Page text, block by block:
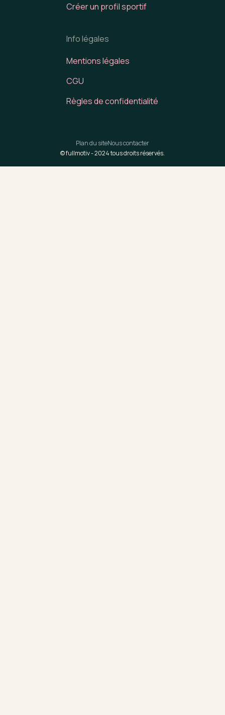
Créer un profil sportif
Info légales
Mentions légales
CGU
Règles de confidentialité
© fullmotiv -2024tous droits réservés.
Plan du siteNous contacter